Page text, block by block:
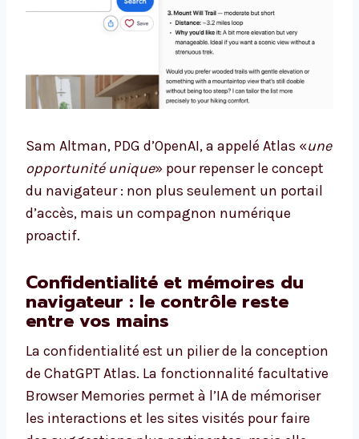
Sam Altman, PDG d’OpenAI, a appelé Atlas «une
opportunité unique» pour repenser le concept
du navigateur : non plus seulement un portail
d’accès, mais un compagnon numérique
proactif.
Confidentialité et mémoires du
navigateur : le contrôle reste
entre vos mains
La confidentialité est un pilier de la conception
de ChatGPT Atlas. La fonctionnalité facultative
Browser Memories permet à l’IA de mémoriser
les interactions et les sites visités pour faire